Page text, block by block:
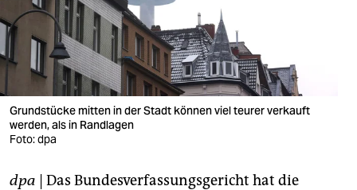
wahrheit
verlag
verlag
veranstaltungen
shop
fragen & hilfe
Grundstücke mitten in der Stadt können viel teurer verkauft
werden, als in Randlagen
Foto: dpa
dpa | Das Bundesverfassungsgericht hat die